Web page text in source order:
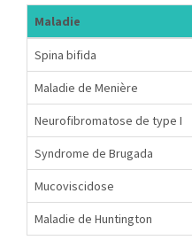
Maladie
Spina bifida
Maladie de Menière
Neurofibromatose de type I
Syndrome de Brugada
Mucoviscidose
Maladie de Huntington